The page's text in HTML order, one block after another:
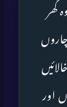
گھر
اور